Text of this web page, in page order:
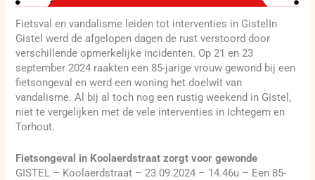
Fietsval en vandalisme leiden tot interventies in GistelIn
Gistel werd de afgelopen dagen de rust verstoord door
verschillende opmerkelijke incidenten. Op 21 en 23
september 2024 raakten een 85-jarige vrouw gewond bij een
fietsongeval en werd een woning het doelwit van
vandalisme. Al bij al toch nog een rustig weekend in Gistel,
niet te vergelijken met de vele interventies in Ichtegem en
Torhout.
Fietsongeval in Koolaerdstraat zorgt voor gewonde
GISTEL – Koolaerdstraat – 23.09.2024 – 14.46u – Een 85-